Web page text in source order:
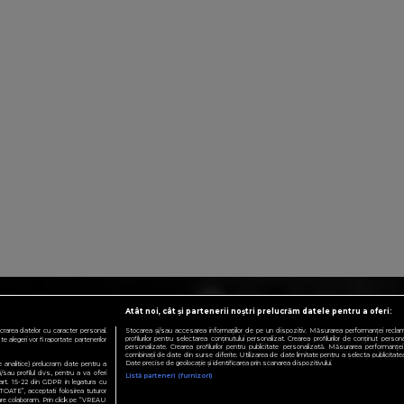
datelor cu caracter personal.
alegeri vor fi raportate partenerilor
prelucram date pentru a
profilul dvs., pentru a va oferi
15-22 din GDPR in legatura cu
TOATE”, acceptati folosirea tuturor
colaboram. Prin click pe “VREAU
Atât noi, cât și partenerii noștri prelucrăm datele pentru a oferi:
Stocarea și/sau accesarea informațiilor de pe un dispozitiv. Măsurarea performanței
profilurilor pentru selectarea conținutului personalizat. Crearea profilurilor de conținut
personalizate. Crearea profilurilor pentru publicitate personalizată. Măsurarea
combinații de date din surse diferite. Utilizarea de date limitate pentru a selecta
Date precise de geolocație și identificarea prin scanarea dispozitivului.
Listă parteneri (furnizori)